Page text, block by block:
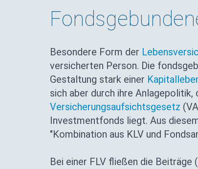
Besondere Form der
versicherten Person. Die
Gestaltung stark einer
sich aber durch ihre
Versicherungsaufsichtsgesetz
Investmentfonds liegt. Aus
"Kombination aus KLV und
Bei einer FLV fließen die Beiträge